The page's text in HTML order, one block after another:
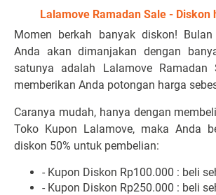
Lalamove Ramadan Sale - Diskon
Momen berkah banyak diskon!
Anda akan dimanjakan dengan
satunya adalah Lalamove Ramadan
memberikan Anda potongan harga
Caranya mudah, hanya dengan
Toko Kupon Lalamove, maka Anda
diskon 50% untuk pembelian:
- Kupon Diskon Rp100.000 : beli
- Kupon Diskon Rp250.000 : beli